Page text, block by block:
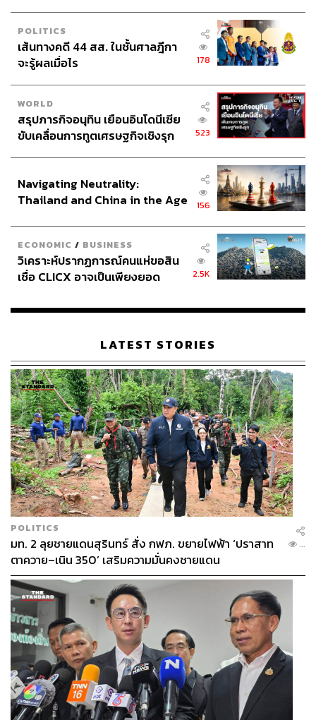
POLITICS
เส้นทางคดี 44 สส. ในชั้นศาลฎีกา
จะรู้ผลเมื่อไร
178
WORLD
สรุปภารกิจอนุทิน เยือนอินโดนีเซีย
ขับเคลื่อนการทูตเศรษฐกิจเชิงรุก
523
Navigating Neutrality:
Thailand and China in the Age
156
ECONOMIC / BUSINESS
วิเคราะห์ปรากฏการณ์คนแห่ขอสิน
เชื่อ CLICX อาจเป็นเพียงยอด
เรือนไทยที่ถูกซุกไว้
2.5K
LATEST STORIES
POLITICS
มท. 2 ลุยชายแดนสุรินทร์ สั่ง กฟภ. ขยายไฟฟ้า ‘ปราสาท
ตาควาย–เนิน 350’ เสริมความมั่นคงชายแดน
...